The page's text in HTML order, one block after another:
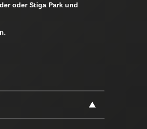
oder Stiga Park und